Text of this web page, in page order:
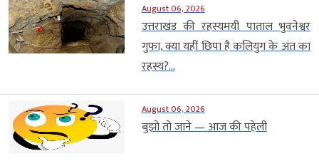
August 06, 2026
उत्तराखंड की रहस्यमयी पाताल भुवनेश्वर
गुफा, क्या यहीं छिपा है कलियुग के अंत का
रहस्य?...
August 06, 2026
बुझो तो जाने — आज की पहेली